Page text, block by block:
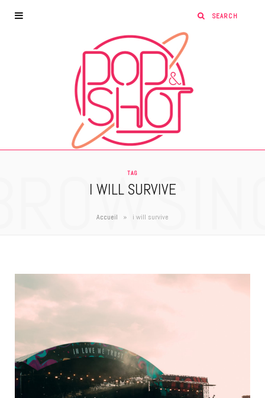
TAG
I WILL SURVIVE
Accueil » i will survive